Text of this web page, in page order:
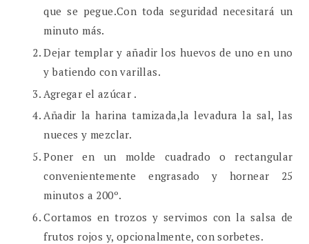
que se pegue.Con toda seguridad necesitará un
minuto más.
Dejar templar y añadir los huevos de uno en uno
y batiendo con varillas.
Agregar el azúcar .
Añadir la harina tamizada,la levadura la sal, las
nueces y mezclar.
Poner en un molde cuadrado o rectangular
convenientemente engrasado y hornear 25
minutos a 200º.
Cortamos en trozos y servimos con la salsa de
frutos rojos y, opcionalmente, con sorbetes.